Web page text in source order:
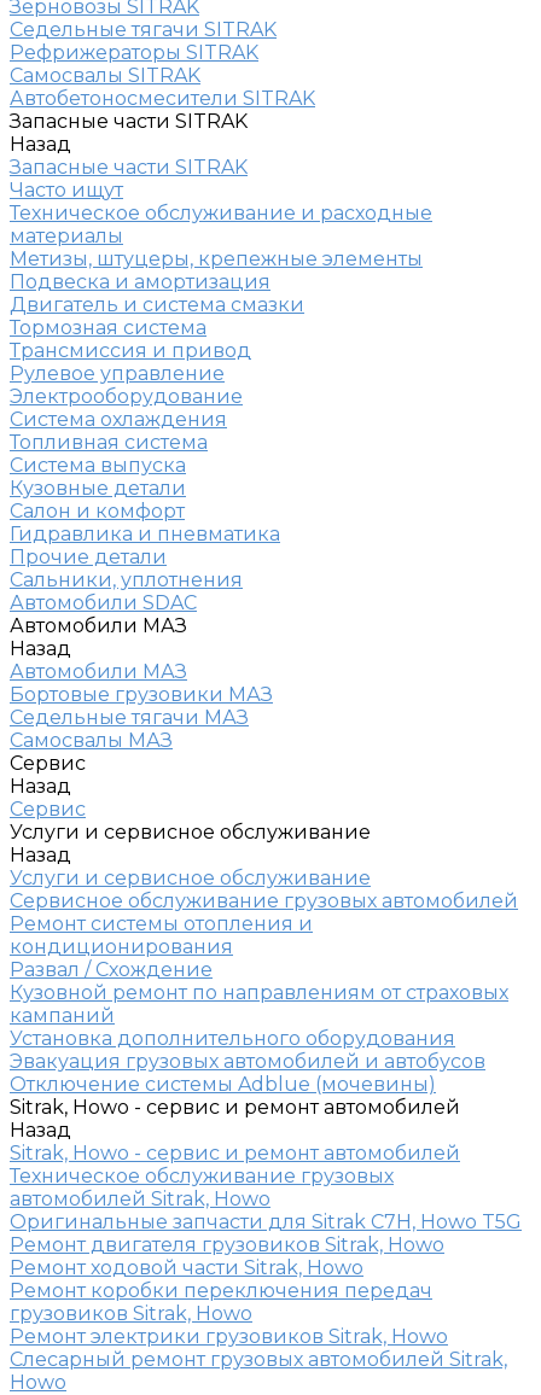
Зерновозы SITRAK
Седельные тягачи SITRAK
Рефрижераторы SITRAK
Самосвалы SITRAK
Автобетоносмесители SITRAK
Запасные части SITRAK
Назад
Запасные части SITRAK
Часто ищут
Техническое обслуживание и расходные
материалы
Метизы, штуцеры, крепежные элементы
Подвеска и амортизация
Двигатель и система смазки
Тормозная система
Трансмиссия и привод
Рулевое управление
Электрооборудование
Система охлаждения
Топливная система
Система выпуска
Кузовные детали
Салон и комфорт
Гидравлика и пневматика
Прочие детали
Сальники, уплотнения
Автомобили SDAC
Автомобили МАЗ
Назад
Автомобили МАЗ
Бортовые грузовики МАЗ
Седельные тягачи МАЗ
Самосвалы МАЗ
Сервис
Назад
Сервис
Услуги и сервисное обслуживание
Назад
Услуги и сервисное обслуживание
Сервисное обслуживание грузовых автомобилей
Ремонт системы отопления и
кондиционирования
Развал / Схождение
Кузовной ремонт по направлениям от страховых
кампаний
Установка дополнительного оборудования
Эвакуация грузовых автомобилей и автобусов
Отключение системы Adblue (мочевины)
Sitrak, Howo - сервис и ремонт автомобилей
Назад
Sitrak, Howo - сервис и ремонт автомобилей
Техническое обслуживание грузовых
автомобилей Sitrak, Howo
Оригинальные запчасти для Sitrak C7H, Howo T5G
Ремонт двигателя грузовиков Sitrak, Howo
Ремонт ходовой части Sitrak, Howo
Ремонт коробки переключения передач
грузовиков Sitrak, Howo
Ремонт электрики грузовиков Sitrak, Howo
Слесарный ремонт грузовых автомобилей Sitrak,
Howo